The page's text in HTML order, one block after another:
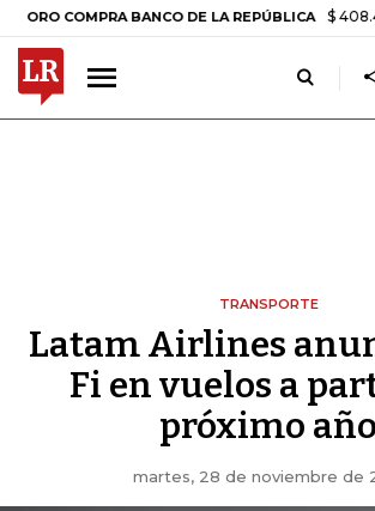
COMPRA BANCO DE LA REPÚBLICA $ 408.498,97
TRANSPORTE
Latam Airlines
Fi en vuelos a
próximo año
martes, 28 de noviembre de